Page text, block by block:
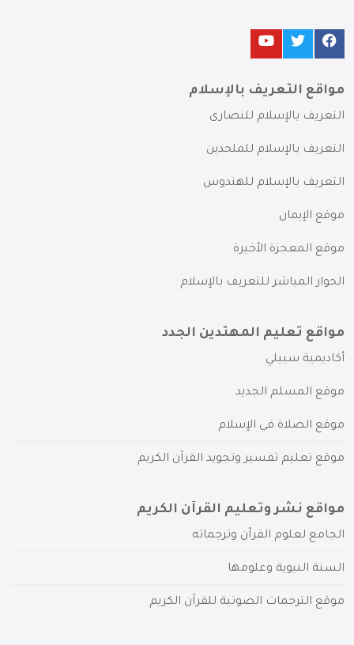
مواقع التعريف بالإسلام
التعريف بالإسلام للنصارى
التعريف بالإسلام للملحدين
التعريف بالإسلام للهندوس
موقع الإيمان
موقع المعجزة الأخيرة
الحوار المباشر للتعريف بالإسلام
مواقع تعليم المهتدين الجدد
أكاديمية سبيلي
موقع المسلم الجديد
موقع الصلاة في الإسلام
موقع تعليم تفسير وتجويد القرآن الكريم
مواقع نشر وتعليم القرآن الكريم
الجامع لعلوم القرآن وترجماته
السنة النبوية وعلومها
موقع الترجمات الصوتية للقرآن الكريم